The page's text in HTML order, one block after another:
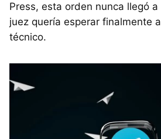
Press, esta orden nunca llegó
juez quería esperar finalmente
técnico.